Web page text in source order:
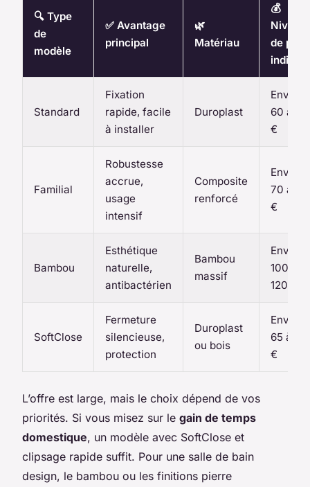
🔍 Type
de
modèle
✅ Avantage
principal
🌿
Matériau
💰
Niveau
de prix
Standard
Fixation
rapide, facile
à installer
Duroplast
Environ
60 à 70
€
Familial
Robustesse
accrue,
usage
intensif
Composite
renforcé
Environ
70 à 85
€
Bambou
Esthétique
naturelle,
antibactérien
Bambou
massif
Environ
100 à
120 €
SoftClose
Fermeture
silencieuse,
protection
Duroplast
ou bois
Environ
65 à 90
€
L’offre est large, mais le choix dépend de vos
priorités. Si vous misez sur le gain de temps
domestique, un modèle avec SoftClose et
clipsage rapide suffit. Pour une salle de bain
design, le bambou ou les finitions pierre